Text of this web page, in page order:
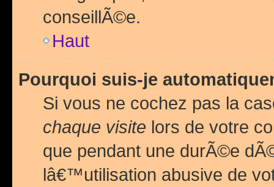
conseillÃ©e.
Haut
Pourquoi suis-je
Si vous ne cochez pas la
chaque visite lors de votre
que pendant une durÃ©e
lâ€™utilisation abusive de